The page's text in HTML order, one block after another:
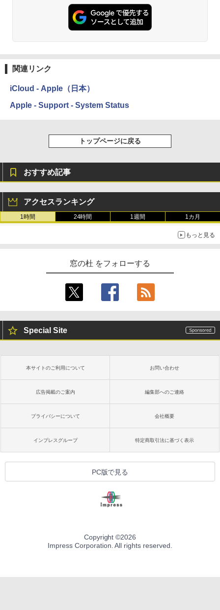
￥27,980
Amazon Kindle Paperwhite (16GB) 7イ
ンチディスプレイ、色調調節ライト、12
Amazon Kindle Colorsoft | 16GBストレ
売)
New Amazon Kindle Scribe Colorsoft |
11インチカラーディスプレイ、64GBスト
レージ、ノート機能搭載、明るさ自動調
き、グラファイト
関連リンク
iCloud - Apple（日本）
Apple - Support - System Status
トップページに戻る
おすすめ記事
アクセスランキング
1時間 24時間 1週間 1カ月
もっと見る
窓の杜 をフォローする
Special Site
本サイトのご利用について お問い合わせ
広告掲載のご案内 編集部へのご連絡
プライバシーについて 会社概要
インプレスグループ 特定商取引法に基づく表示
PC版で見る
Copyright ©2026
Impress Corporation. All rights reserved.